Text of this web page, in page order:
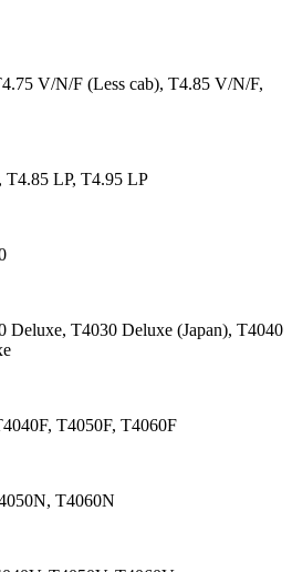
V/N/F (Less cab), T4.85 V/N/F,
T4.85 LP, T4.95 LP
Deluxe, T4030 Deluxe (Japan), T4040
T4050F, T4060F
T4060N